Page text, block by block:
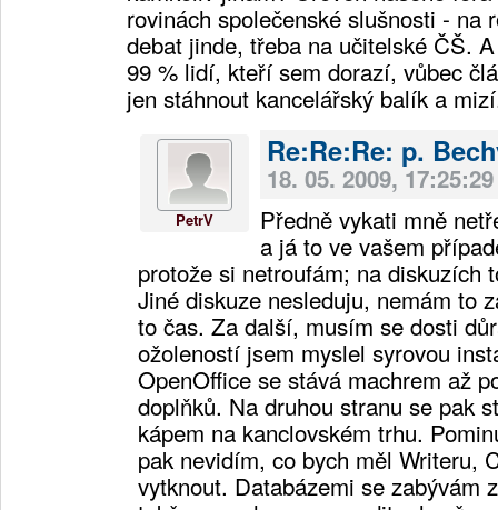
rovinách společenské slušnosti - na
debat jinde, třeba na učitelské ČŠ.
99 % lidí, kteří sem dorazí, vůbec
jen stáhnout kancelářský balík a
PetrV
Re:Re:Re: p.
18. 05. 2009, 17:25:29
Předně vykati mně
a já to ve vašem
protože si netroufám; na diskuzích
Jiné diskuze nesleduju, nemám to
to čas. Za další, musím se dosti
ožoleností jsem myslel syrovou
OpenOffice se stává machrem až
doplňků. Na druhou stranu se pak
kápem na kanclovském trhu.
pak nevidím, co bych měl Writeru,
vytknout. Databázemi se zabývám